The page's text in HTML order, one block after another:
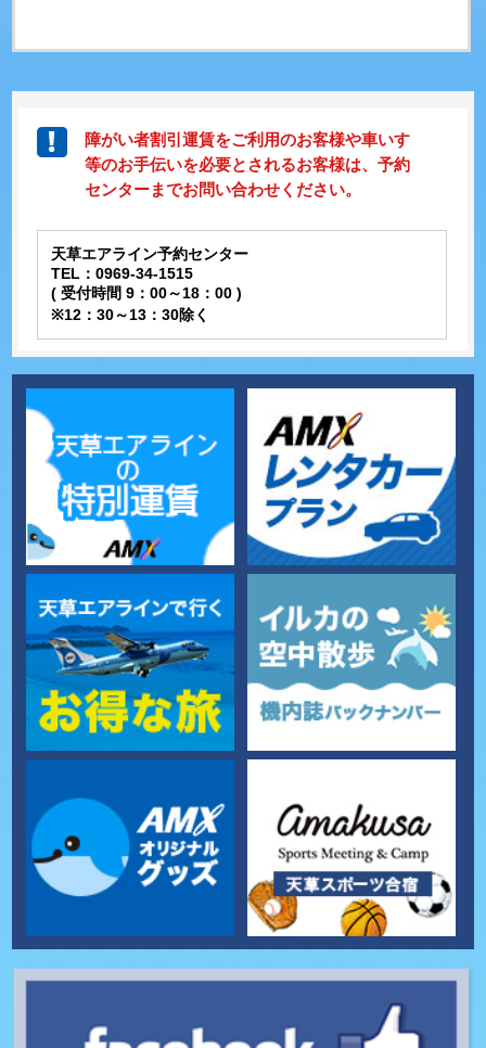
障がい者割引運賃をご利用のお客様や車いす
等のお手伝いを必要とされるお客様は、予約
センターまでお問い合わせください。
天草エアライン予約センター
TEL：0969-34-1515
( 受付時間 9：00～18：00 )
※12：30～13：30除く